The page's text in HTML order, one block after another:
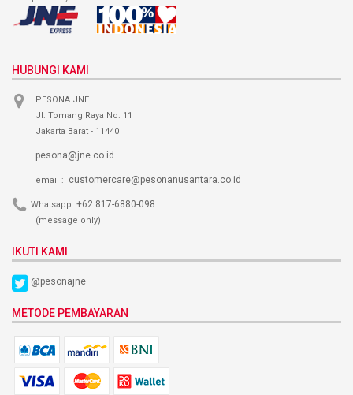
HUBUNGI KAMI
PESONA JNE
Jl. Tomang Raya No. 11
Jakarta Barat - 11440
pesona@jne.co.id
email : customercare@pesonanusantara.co.id
Whatsapp: +62 817-6880-098
(message only)
IKUTI KAMI
@pesonajne
METODE PEMBAYARAN